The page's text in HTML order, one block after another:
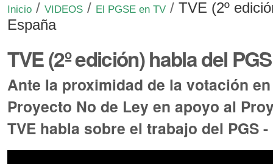
Inicio / VIDEOS / El PGSE en TV / TVE (2º
España
TVE (2º edición) habla del
Ante la proximidad de la votación
Proyecto No de Ley en apoyo al
TVE habla sobre el trabajo del PGS -